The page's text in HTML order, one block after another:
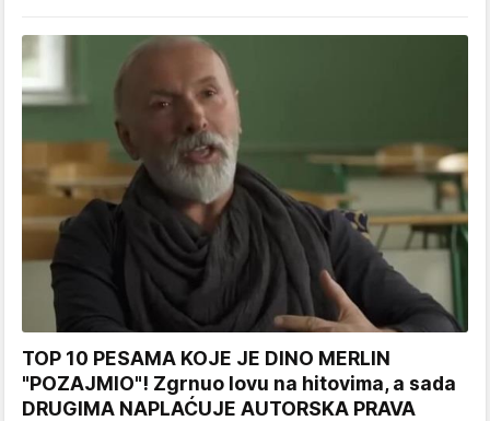
TOP 10 PESAMA KOJE JE DINO MERLIN
"POZAJMIO"! Zgrnuo lovu na hitovima, a sada
DRUGIMA NAPLAĆUJE AUTORSKA PRAVA